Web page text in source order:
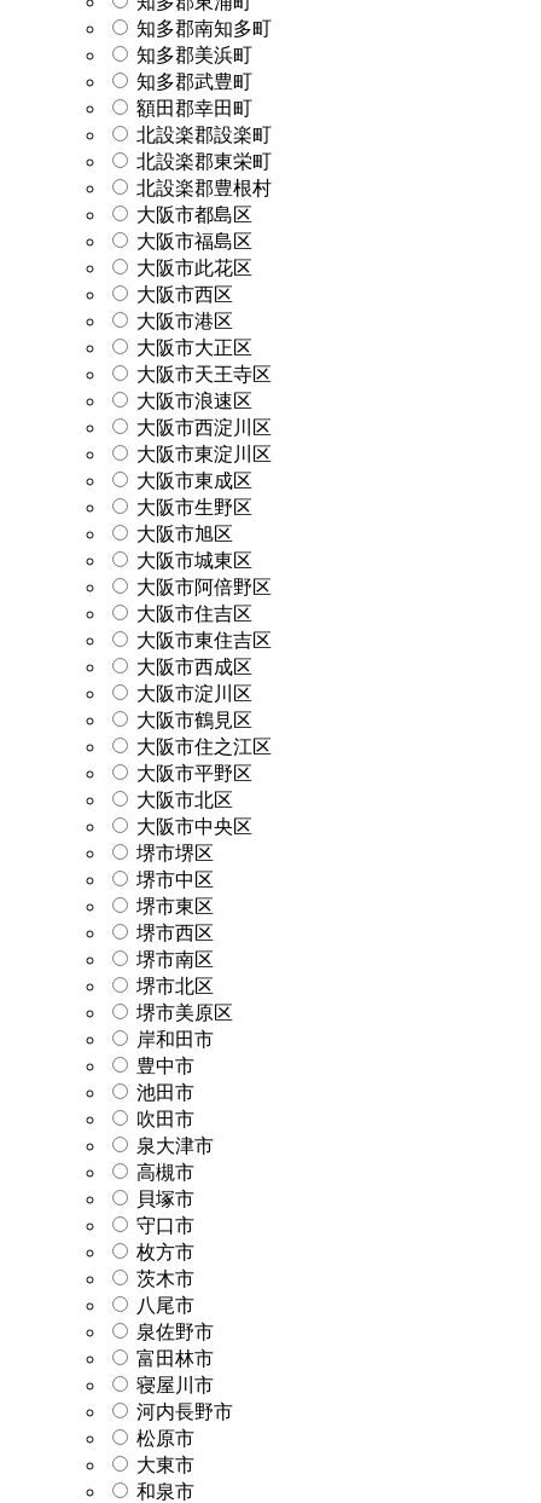
知多郡南知多町
知多郡美浜町
知多郡武豊町
額田郡幸田町
北設楽郡設楽町
北設楽郡東栄町
北設楽郡豊根村
大阪市都島区
大阪市福島区
大阪市此花区
大阪市西区
大阪市港区
大阪市大正区
大阪市天王寺区
大阪市浪速区
大阪市西淀川区
大阪市東淀川区
大阪市東成区
大阪市生野区
大阪市旭区
大阪市城東区
大阪市阿倍野区
大阪市住吉区
大阪市東住吉区
大阪市西成区
大阪市淀川区
大阪市鶴見区
大阪市住之江区
大阪市平野区
大阪市北区
大阪市中央区
堺市堺区
堺市中区
堺市東区
堺市西区
堺市南区
堺市北区
堺市美原区
岸和田市
豊中市
池田市
吹田市
泉大津市
高槻市
貝塚市
守口市
枚方市
茨木市
八尾市
泉佐野市
富田林市
寝屋川市
河内長野市
松原市
大東市
和泉市